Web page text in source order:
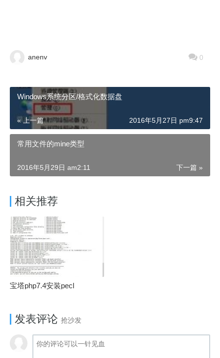
anenv 0
Windows系统分区/格式化数据盘
« 上一篇 2016年5月27日 pm9:47
常用文件的mine类型
下一篇 »
2016年5月29日 am2:11
相关推荐
宝塔php7.4安装pecl
发表评论 抢沙发